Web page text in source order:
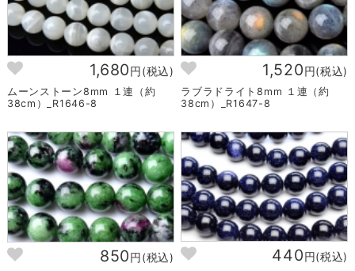
1,680円(税込)
ムーンストーン8mm １連（約
38cm）_R1646-8
1,520円(税込)
ラブラドライト8mm １連（約
38cm）_R1647-8
850円(税込) 440円(税込)